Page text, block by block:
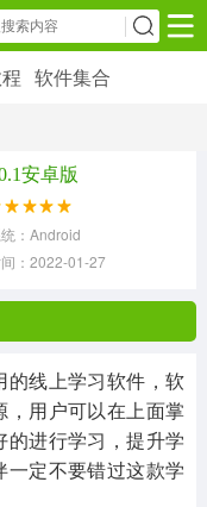
资讯教程
软件集合
安卓版
：Android
：2022-01-27 16:33:22
的线上学习软件，软
，用户可以在上面掌
进行学习，提升学
定不要错过这款学